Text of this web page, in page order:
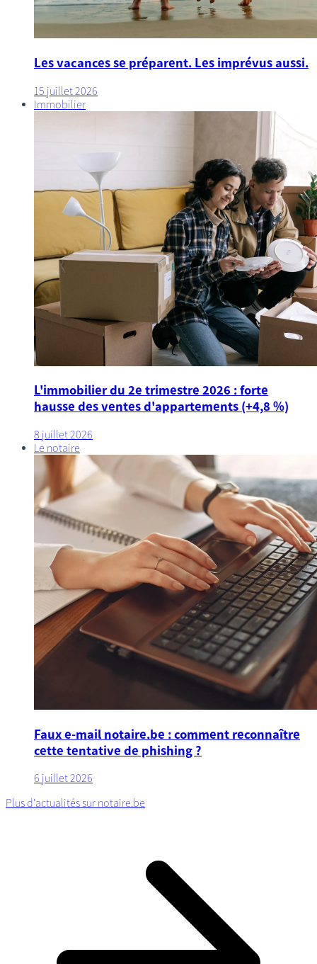
Les vacances se préparent. Les imprévus aussi.
15 juillet 2026
Immobilier
L'immobilier du 2e trimestre 2026 : forte
hausse des ventes d'appartements (+4,8 %)
8 juillet 2026
Le notaire
Faux e-mail notaire.be : comment reconnaître
cette tentative de phishing ?
6 juillet 2026
Plus d'actualités sur notaire.be